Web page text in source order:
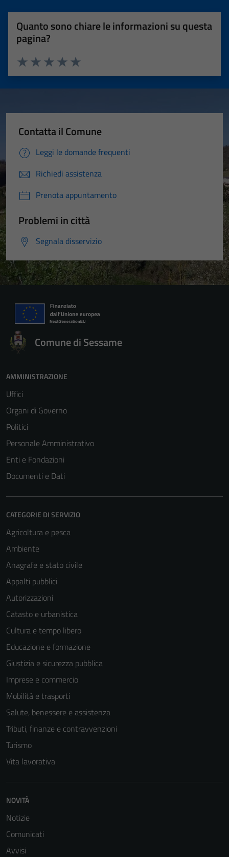
Quanto sono chiare le informazioni su questa
pagina?
Valuta 5 stelle su 5
Valuta 4 stelle su 5
Valuta 3 stelle su 5
Valuta 2 stelle su 5
Valuta 1 stelle su 5
Contatta il Comune
Leggi le domande frequenti
Richiedi assistenza
Prenota appuntamento
Problemi in città
Segnala disservizio
Comune di Sessame
AMMINISTRAZIONE
Uffici
Organi di Governo
Politici
Personale Amministrativo
Enti e Fondazioni
Documenti e Dati
CATEGORIE DI SERVIZIO
Agricoltura e pesca
Ambiente
Anagrafe e stato civile
Appalti pubblici
Autorizzazioni
Catasto e urbanistica
Cultura e tempo libero
Educazione e formazione
Giustizia e sicurezza pubblica
Imprese e commercio
Mobilità e trasporti
Salute, benessere e assistenza
Tributi, finanze e contravvenzioni
Turismo
Vita lavorativa
NOVITÀ
Notizie
Comunicati
Avvisi